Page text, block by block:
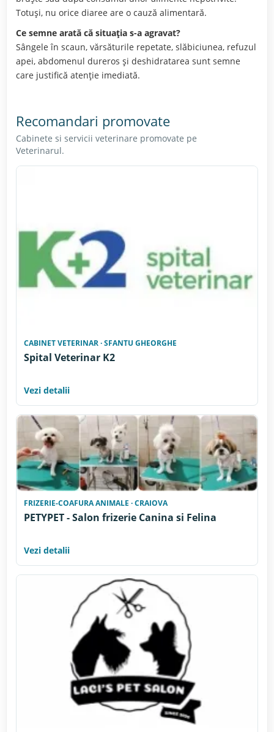
Totuși, nu orice diaree are o cauză alimentară.
Ce semne arată că situația s-a agravat?
Sângele în scaun, vărsăturile repetate, slăbiciunea, refuzul
apei, abdomenul dureros și deshidratarea sunt semne
care justifică atenție imediată.
Recomandari promovate
Cabinete si servicii veterinare promovate pe
Veterinarul.
CABINET VETERINAR · SFANTU GHEORGHE
Spital Veterinar K2
Vezi detalii
FRIZERIE-COAFURA ANIMALE · CRAIOVA
PETYPET - Salon frizerie Canina si Felina
Vezi detalii